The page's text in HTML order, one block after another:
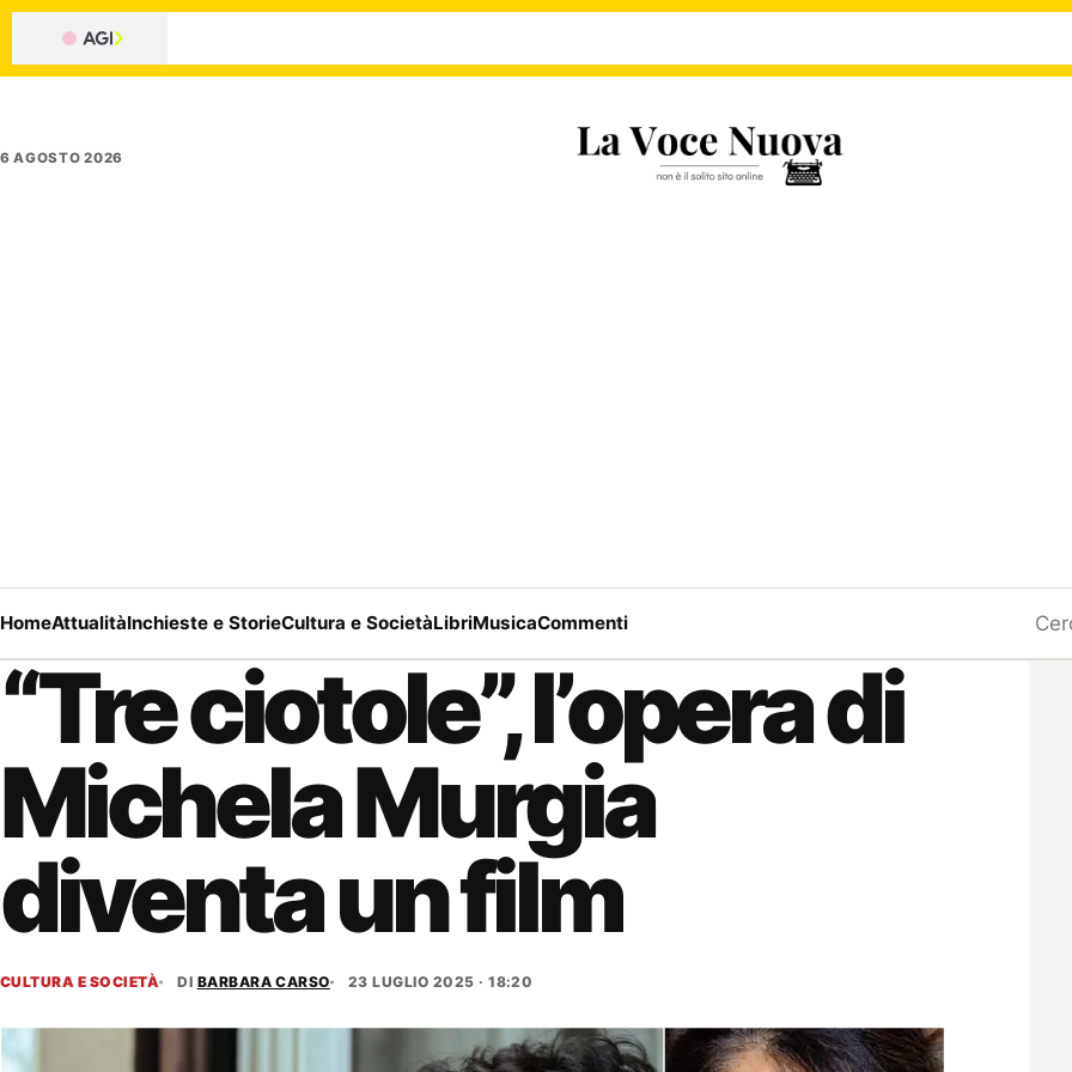
6 AGOSTO 2026
HomeAttualitàInchieste e StorieCultura e SocietàLibriMusicaCommenti
“Tre ciotole”, l’opera di
Michela Murgia
diventa un film
CULTURA E SOCIETÀ DI BARBARA CARSO 23 LUGLIO 2025 · 18:20